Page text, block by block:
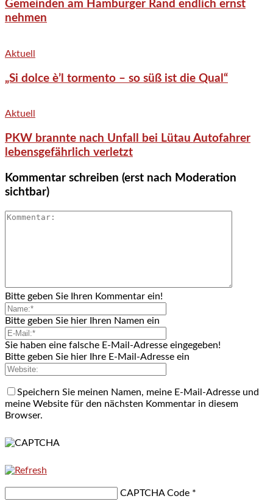
Gemeinden am Hamburger Rand endlich ernst
nehmen
Aktuell
„Si dolce è’l tormento – so süß ist die Qual“
Aktuell
PKW brannte nach Unfall bei Lütau Autofahrer
lebensgefährlich verletzt
Kommentar schreiben (erst nach Moderation
sichtbar)
Bitte geben Sie Ihren Kommentar ein!
Bitte geben Sie hier Ihren Namen ein
Sie haben eine falsche E-Mail-Adresse eingegeben!
Bitte geben Sie hier Ihre E-Mail-Adresse ein
Speichern Sie meinen Namen, meine E-Mail-Adresse und
meine Website für den nächsten Kommentar in diesem
Browser.
CAPTCHA Code *